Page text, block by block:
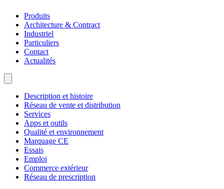
Produits
Architecture & Contract
Industriel
Particuliers
Contact
Actualités
Description et histoire
Réseau de vente et distribution
Services
Apps et outils
Qualité et environnement
Marquage CE
Essais
Emploi
Commerce extérieur
Réseau de prescription